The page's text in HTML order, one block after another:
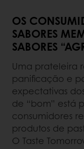
OS
SABORES
SABORES
Uma prateleira
panificação e
expectativas
de “bom” está
consumidores
produtos de
O Taste